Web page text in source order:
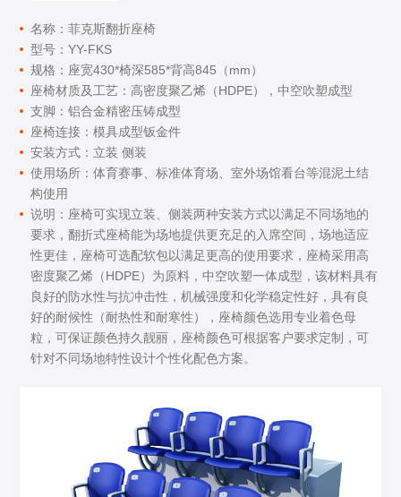
名称：菲克斯翻折座椅
型号：YY-FKS
规格：座宽430*椅深585*背高845（mm）
座椅材质及工艺：高密度聚乙烯（HDPE），中空吹塑成型
支脚：铝合金精密压铸成型
座椅连接：模具成型钣金件
安装方式：立装 侧装
使用场所：体育赛事、标准体育场、室外场馆看台等混泥土结
构使用
说明：座椅可实现立装、侧装两种安装方式以满足不同场地的
要求，翻折式座椅能为场地提供更充足的入席空间，场地适应
性更佳，座椅可选配软包以满足更高的使用要求，座椅采用高
密度聚乙烯（HDPE）为原料，中空吹塑一体成型，该材料具有
良好的防水性与抗冲击性，机械强度和化学稳定性好，具有良
好的耐候性（耐热性和耐寒性），座椅颜色选用专业着色母
粒，可保证颜色持久靓丽，座椅颜色可根据客户要求定制，可
针对不同场地特性设计个性化配色方案。